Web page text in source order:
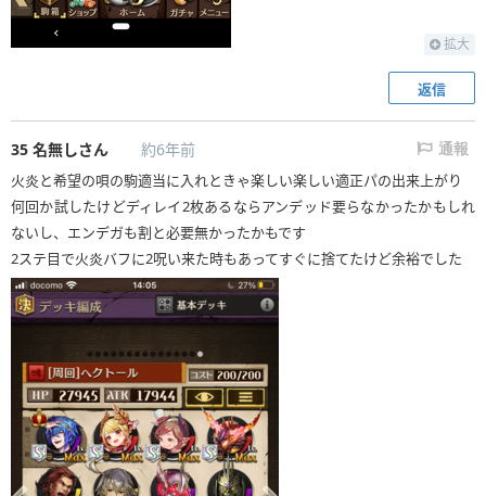
拡大
返信
35 名無しさん 約6年前 通報
火炎と希望の唄の駒適当に入れときゃ楽しい楽しい適正パの出来上がり
何回か試したけどディレイ2枚あるならアンデッド要らなかったかもしれ
ないし、エンデガも割と必要無かったかもです
2ステ目で火炎バフに2呪い来た時もあってすぐに捨てたけど余裕でした